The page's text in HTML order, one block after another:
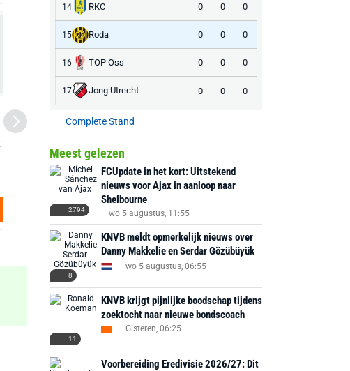
EA Sports FC 26 -
€ 29,99
Bekijk deal
€ 78,00€ 130,00
Bekijk deal
14 RKC 0 0 0
15 Roda 0 0 0
16 TOP Oss 0 0 0
17 Jong Utrecht 0 0 0
Complete Stand
Meest gelezen
2794
FCUpdate in het kort: Uitstekend
nieuws voor Ajax in aanloop naar
Shelbourne
wo 5 augustus, 11:55
8
KNVB meldt opmerkelijk nieuws over
Danny Makkelie en Serdar Gözübüyük
wo 5 augustus, 06:55
11
KNVB krijgt pijnlijke boodschap tijdens
zoektocht naar nieuwe bondscoach
Gisteren, 06:25
Voorbereiding Eredivisie 2026/27: Dit